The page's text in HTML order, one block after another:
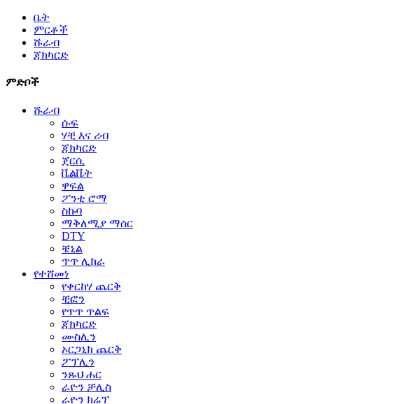
ቤት
ምርቶች
ሹራብ
ጃክካርድ
ምድቦች
ሹራብ
ሱፍ
ሃቺ እና ሪብ
ጃክካርድ
ጀርሲ
ቬልቬት
ዋፍል
ፖንቲ ሮማ
ስኩባ
ማቅለሚያ ማሰር
DTY
ቼኒል
ጥጥ ሊክራ
የተሸመነ
የቀርከሃ ጨርቅ
ቺፎን
የጥጥ ጥልፍ
ጃክካርድ
ሙስሊን
ኦርጋኒክ ጨርቅ
ፖፕሊን
ንጹህ ሐር
ራዮን ቻሊስ
ራዮን ክሬፕ